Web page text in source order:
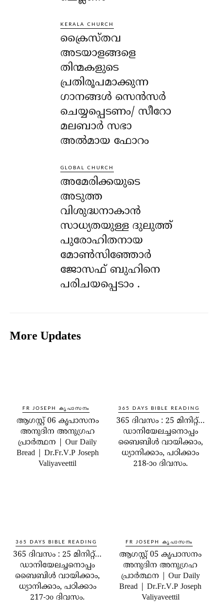
KERALA CHURCH
ക്രൈസ്തവ
അടയാളങ്ങളെ
തിന്മകളുടെ
പ്രതിരൂപമാക്കുന്ന
ഗാനങ്ങൾ സെൻസർ
ചെയ്യപ്പെടണം/ സീറോ
മലബാർ സഭാ
അൽമായ ഫോറം
GLOBAL CHURCH
അമേരിക്കയുടെ
അടുത്ത
വിശുദ്ധനാകാൻ
സാധ്യതയുള്ള ദുലുത്ത്
പുരോഹിതനായ
മോൺസിഞ്ഞോർ
ജോസഫ് ബുഹിനെ
പരിചയപ്പെടാം .
More Updates
FR JOSEPH കൃപാസനം
ആഗസ്റ്റ് 06 കൃപാസനം
അനുദിന അനുഗ്രഹ
പ്രാർത്ഥന | Our Daily
Bread | Dr.Fr.V.P Joseph
Valiyaveettil
365 DAYS BIBLE READING
365 ദിവസം : 25 മിനിറ്റ്…
ഡാനിയേലച്ചനൊപ്പം
ബൈബിൾ വായിക്കാം,
ധ്യാനിക്കാം, പഠിക്കാം
218-ാo ദിവസം.
365 DAYS BIBLE READING
365 ദിവസം : 25 മിനിറ്റ്…
ഡാനിയേലച്ചനൊപ്പം
ബൈബിൾ വായിക്കാം,
ധ്യാനിക്കാം, പഠിക്കാം
217-ാo ദിവസം.
FR JOSEPH കൃപാസനം
ആഗസ്റ്റ് 05 കൃപാസനം
അനുദിന അനുഗ്രഹ
പ്രാർത്ഥന | Our Daily
Bread | Dr.Fr.V.P Joseph
Valiyaveettil